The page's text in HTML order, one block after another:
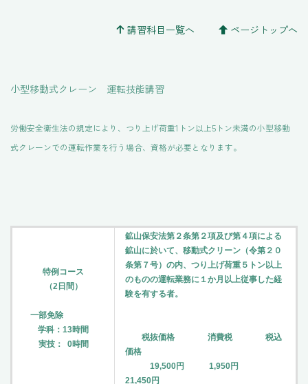
講習科目一覧へ ページトップへ
小型移動式クレーン 運転技能講習
労働安全衛生法の規定により、つり上げ荷重1トン以上5トン未満の小型移動
式クレーンでの運転作業を行う場合、資格が必要となります。
特例コース
（2日間）
一部免除
学科：13時間
実技： 0時間
鉱山保安法第２条第２項及び第４項による
鉱山に於いて、移動式クリーン（令第２０
条第７号）の内、つり上げ荷重５トン以上
のものの運転業務に１か月以上従事した経
験を有する者。
税抜価格 消費税 税込
価格
19,500円 1,950円
21,450円